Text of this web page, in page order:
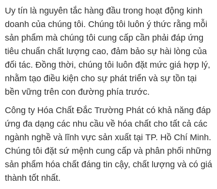
Uy tín là nguyên tắc hàng đầu trong hoạt động kinh
doanh của chúng tôi. Chúng tôi luôn ý thức rằng mỗi
sản phẩm mà chúng tôi cung cấp cần phải đáp ứng
tiêu chuẩn chất lượng cao, đảm bảo sự hài lòng của
đối tác. Đồng thời, chúng tôi luôn đặt mức giá hợp lý,
nhằm tạo điều kiện cho sự phát triển và sự tồn tại
bền vững trên con đường phía trước.
Công ty Hóa Chất Đắc Trường Phát có khả năng đáp
ứng đa dạng các nhu cầu về hóa chất cho tất cả các
ngành nghề và lĩnh vực sản xuất tại TP. Hồ Chí Minh.
Chúng tôi đặt sứ mệnh cung cấp và phân phối những
sản phẩm hóa chất đáng tin cậy, chất lượng và có giá
thành tốt nhất.